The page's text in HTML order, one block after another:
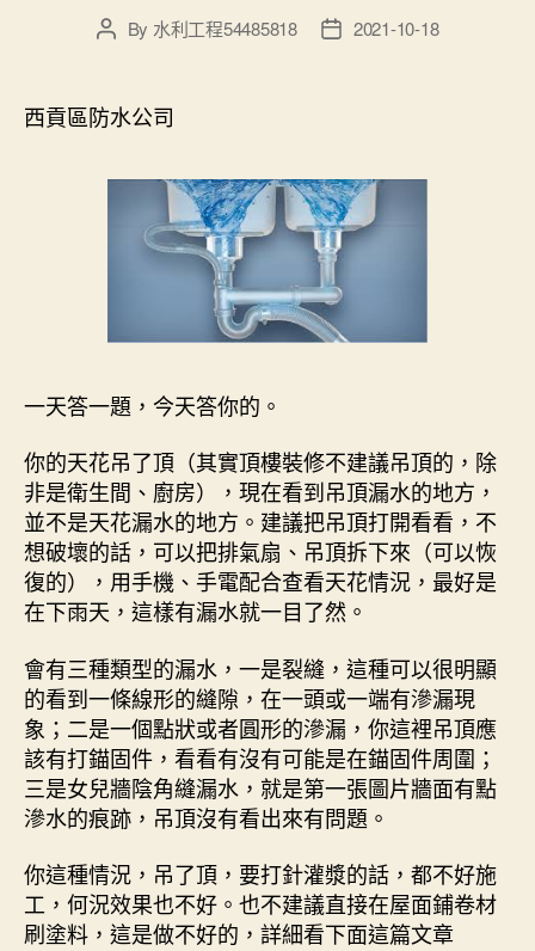
PostBy 水利工程54485818
Post2021-10-18
西貢區防水公司
一天答一題，今天答你的。
你的天花吊了頂（其實頂樓裝修不建議吊頂的，除
非是衛生間、廚房），現在看到吊頂漏水的地方，
並不是天花漏水的地方。建議把吊頂打開看看，不
想破壞的話，可以把排氣扇、吊頂拆下來（可以恢
復的），用手機、手電配合查看天花情況，最好是
在下雨天，這樣有漏水就一目了然。
會有三種類型的漏水，一是裂縫，這種可以很明顯
的看到一條線形的縫隙，在一頭或一端有滲漏現
象；二是一個點狀或者圓形的滲漏，你這裡吊頂應
該有打錨固件，看看有沒有可能是在錨固件周圍；
三是女兒牆陰角縫漏水，就是第一張圖片牆面有點
滲水的痕跡，吊頂沒有看出來有問題。
你這種情況，吊了頂，要打針灌漿的話，都不好施
工，何況效果也不好。也不建議直接在屋面鋪卷材
刷塗料，這是做不好的，詳細看下面這篇文章